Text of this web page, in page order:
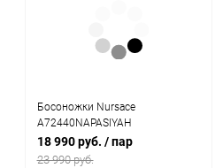
Босоножки Nursace
A72440NAPASIYAH
18 990 руб. / пар
23 990 руб.